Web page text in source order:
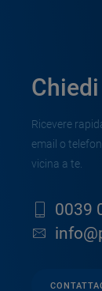
Ricevere
email o
vicina a te.
0039